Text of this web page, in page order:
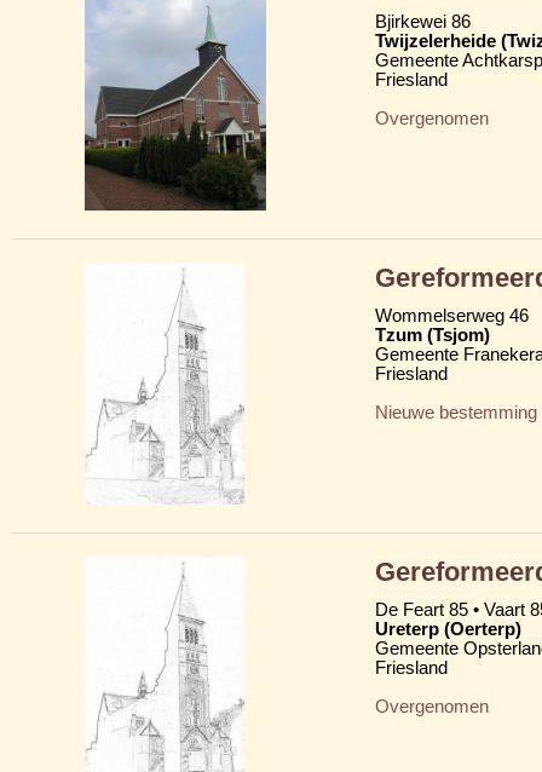
Bjirkewei 86
Twijzelerheide
Gemeente
Friesland
Overgenomen
Wommelserweg 46
Tzum (Tsjom)
Gemeente
Friesland
Nieuwe bestemming
De Feart 85 • Vaart
Ureterp (Oerterp)
Gemeente
Friesland
Overgenomen